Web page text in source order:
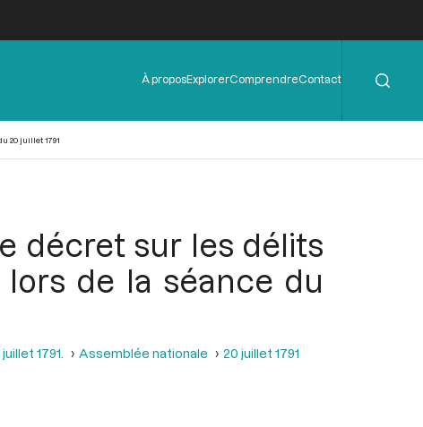
Menu
de
À proposExplorerComprendreContact
20 juillet 1791
décret sur les délits
de la séance du
1791. Assemblée nationale
20 juillet 1791